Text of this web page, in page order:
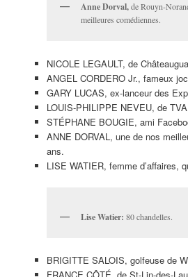
Anne Dorval,de Rouyn-
meilleures comédiennes.
NICOLE LEGAULT, de
ANGEL CORDERO Jr., fameux
GARY LUCAS, ex-lanceur des
LOUIS-PHILIPPE NEVEU, de
STÉPHANE BOUGIE, ami
ANNE DORVAL, une de nos
ans.
LISE WATIER, femme d’affaires,
Lise Watier: 80 chandelles.
BRIGITTE SALOIS, golfeuse de